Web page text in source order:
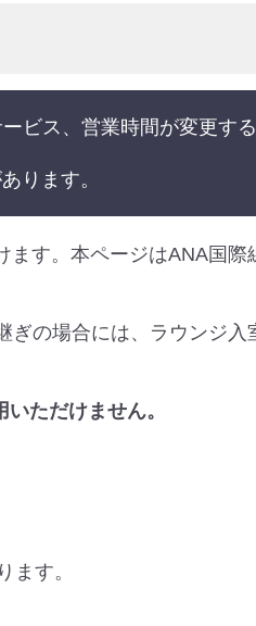
ビス、営業時間が変更す
ります。
ます。本ページはANA国
の場合には、ラウンジ
ただけません。
ます。